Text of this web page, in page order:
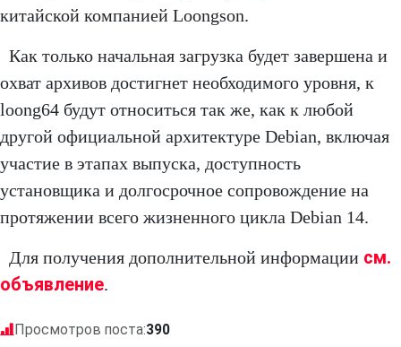
китайской компанией Loongson.
Как только начальная загрузка будет завершена и
охват архивов достигнет необходимого уровня, к
loong64 будут относиться так же, как к любой
другой официальной архитектуре Debian, включая
участие в этапах выпуска, доступность
установщика и долгосрочное сопровождение на
протяжении всего жизненного цикла Debian 14.
Для получения дополнительной информации см.
объявление.
Просмотров поста:390